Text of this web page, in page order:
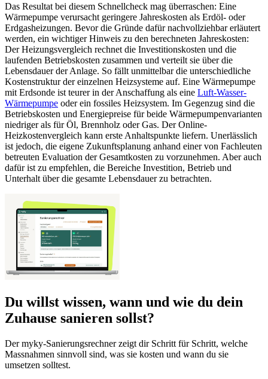
Das Resultat bei diesem Schnellcheck mag überraschen: Eine
Wärmepumpe verursacht geringere Jahreskosten als Erdöl- oder
Erdgasheizungen. Bevor die Gründe dafür nachvollziehbar erläutert
werden, ein wichtiger Hinweis zu den berechneten Jahreskosten:
Der Heizungsvergleich rechnet die Investitionskosten und die
laufenden Betriebskosten zusammen und verteilt sie über die
Lebensdauer der Anlage. So fällt unmittelbar die unterschiedliche
Kostenstruktur der einzelnen Heizsysteme auf. Eine Wärmepumpe
mit Erdsonde ist teurer in der Anschaffung als eine Luft-Wasser-
Wärmepumpe oder ein fossiles Heizsystem. Im Gegenzug sind die
Betriebskosten und Energiepreise für beide Wärmepumpenvarianten
niedriger als für Öl, Brennholz oder Gas. Der Online-
Heizkostenvergleich kann erste Anhaltspunkte liefern. Unerlässlich
ist jedoch, die eigene Zukunftsplanung anhand einer von Fachleuten
betreuten Evaluation der Gesamtkosten zu vorzunehmen. Aber auch
dafür ist zu empfehlen, die Bereiche Investition, Betrieb und
Unterhalt über die gesamte Lebensdauer zu betrachten.
Du willst wissen, wann und wie du dein
Zuhause sanieren sollst?
Der myky-Sanierungsrechner zeigt dir Schritt für Schritt, welche
Massnahmen sinnvoll sind, was sie kosten und wann du sie
umsetzen solltest.